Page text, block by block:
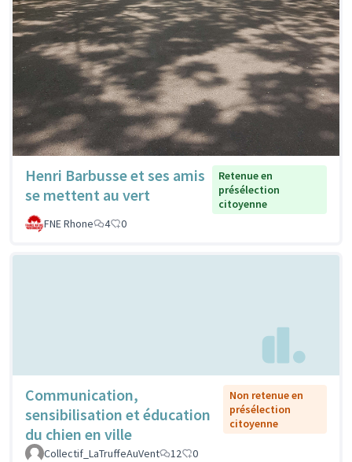
Henri Barbusse et ses amis
se mettent au vert
Retenue en
présélection
citoyenne
FNE Rhone
4 0
Communication,
sensibilisation et éducation
du chien en ville
Non retenue en
présélection
citoyenne
Collectif_LaTruffeAuVent 12 0